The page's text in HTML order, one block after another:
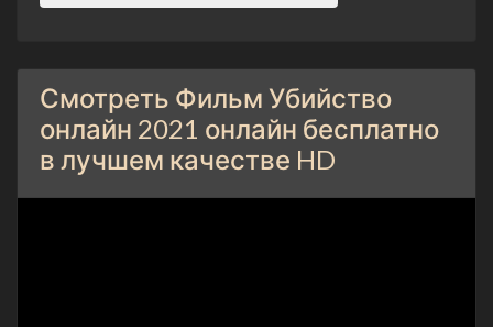
Смотреть Фильм Убийство
онлайн 2021 онлайн бесплатно
в лучшем качестве HD